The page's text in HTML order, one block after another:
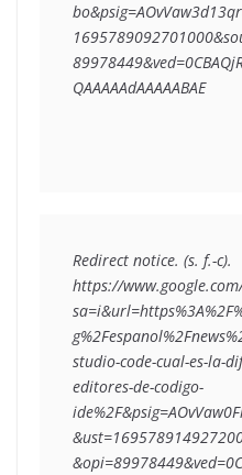
QAAAAAdAAAAABAE
Redirect notice. (s. f.-c).
https://
studio-code-cual-es-la-
editores-de-codigo-